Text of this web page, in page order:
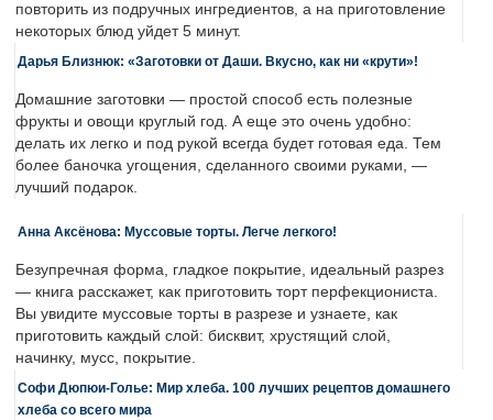
повторить из подручных ингредиентов, а на приготовление
некоторых блюд уйдет 5 минут.
Дарья Близнюк: «Заготовки от Даши. Вкусно, как ни «крути»!
Домашние заготовки — простой способ есть полезные
фрукты и овощи круглый год. А еще это очень удобно:
делать их легко и под рукой всегда будет готовая еда. Тем
более баночка угощения, сделанного своими руками, —
лучший подарок.
Анна Аксёнова: Муссовые торты. Легче легкого!
Безупречная форма, гладкое покрытие, идеальный разрез
— книга расскажет, как приготовить торт перфекциониста.
Вы увидите муссовые торты в разрезе и узнаете, как
приготовить каждый слой: бисквит, хрустящий слой,
начинку, мусс, покрытие.
Софи Дюпюи-Голье: Мир хлеба. 100 лучших рецептов домашнего
хлеба со всего мира